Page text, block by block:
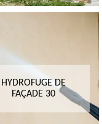
HYDROFUGE DE
FAÇADE 30